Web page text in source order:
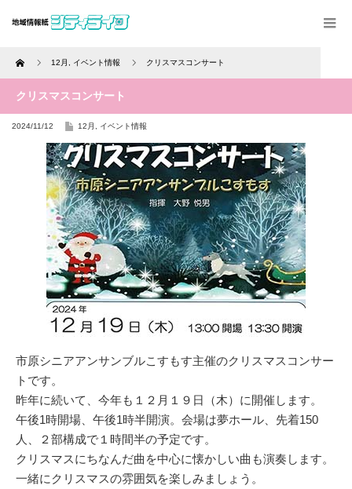
Home 12月 イベント情報 クリスマスコンサート
クリスマスコンサート
2024/11/12 12月 イベント情報
市原シニアアンサンブルこすもす主催のクリスマスコンサー
トです。
昨年に続いて、今年も１２月１９日（木）に開催します。
午後1時開場、午後1時半開演。会場は夢ホール、先着150
人、２部構成で１時間半の予定です。
クリスマスにちなんだ曲を中心に懐かしい曲も演奏します。
一緒にクリスマスの雰囲気を楽しみましょう。